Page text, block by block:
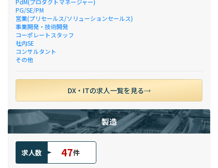
PdM(プロダクトマネージャー)
PG/SE/PM
営業(プリセールス/ソリューションセールス)
事業開発・技術開発
コーポレートスタッフ
社内SE
コンサルタント
その他
DX・ITの求人一覧を見る
製造
求人数 47件